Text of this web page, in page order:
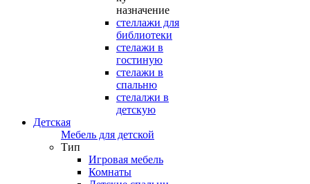
назначение
стеллажи для
библиотеки
стелажи в
гостиную
стелажи в
спальню
стелалжи в
детскую
Детская
Мебель для детской
Тип
Игровая мебель
Комнаты